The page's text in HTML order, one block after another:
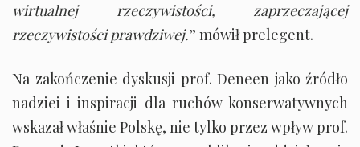
wirtualnej rzeczywistości, zaprzeczającej
rzeczywistości prawdziwej.” mówił prelegent.
Na zakończenie dyskusji prof. Deneen jako źródło
nadziei i inspiracji dla ruchów konserwatywnych
wskazał właśnie Polskę, nie tylko przez wpływ prof.